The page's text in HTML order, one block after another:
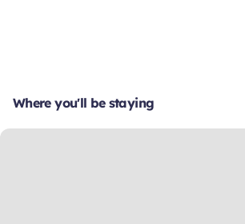
Where you'll be staying